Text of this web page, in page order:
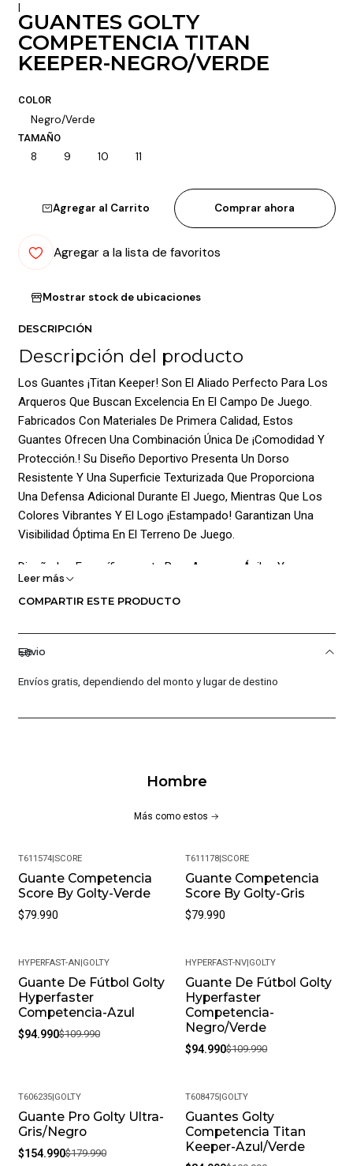
|
GUANTES GOLTY
COMPETENCIA TITAN
KEEPER-NEGRO/VERDE
COLOR
Negro/Verde
TAMAÑO
8 9 10 11
Agregar al Carrito Comprar ahora
Agregar a la lista de favoritos
Mostrar stock de ubicaciones
DESCRIPCIÓN
Descripción del producto
Los Guantes ¡Titan Keeper! Son El Aliado Perfecto Para Los
Arqueros Que Buscan Excelencia En El Campo De Juego.
Fabricados Con Materiales De Primera Calidad, Estos
Guantes Ofrecen Una Combinación Única De ¡Comodidad Y
Protección.! Su Diseño Deportivo Presenta Un Dorso
Resistente Y Una Superficie Texturizada Que Proporciona
Una Defensa Adicional Durante El Juego, Mientras Que Los
Colores Vibrantes Y El Logo ¡Estampado! Garantizan Una
Visibilidad Óptima En El Terreno De Juego.
Diseñados Específicamente Para Arqueros Ágiles Y
Reactivos, Los Guantes Titan Keeper Cuentan Con
Características Adicionales Que Los Hacen Destacar. Una
¡Antifracturante Removible! Brinda Una Protección Adicional
Contra Lesiones.
Excepcional Y Resistencia Al Desgaste, Asegurando Que
Desde Arqueros Aficionados Hasta Profesionales, Los
Guantes Titan Keeper Son La Elección Perfecta Para
Aquellos Que Buscan Un ¡Rendimiento Óptimo! Y Una
Protección Confiable En Cada Partido.
Leer más
COMPARTIR ESTE PRODUCTO
Envio
Envíos gratis, dependiendo del monto y lugar de destino
Hombre
Más como estos
T611574|SCORE
Guante Competencia
Score By Golty-Verde
$79.990
T611178|SCORE
Guante Competencia
Score By Golty-Gris
$79.990
-14%
HYPERFAST-AN|GOLTY
Guante De Fútbol Golty
Hyperfaster
Competencia-Azul
$94.990$109.990
-14%
HYPERFAST-NV|GOLTY
Guante De Fútbol Golty
Hyperfaster
Competencia-
Negro/Verde
$94.990$109.990
-14%
T606235|GOLTY
Guante Pro Golty Ultra-
Gris/Negro
$154.990$179.990
-23%
T608475|GOLTY
Guantes Golty
Competencia Titan
Keeper-Azul/Verde